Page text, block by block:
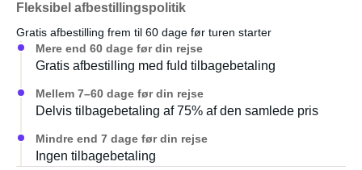
Fleksibel afbestillingspolitik
Gratis afbestilling frem til 60 dage før turen starter
Mere end 60 dage før din rejse
Gratis afbestilling med fuld tilbagebetaling
Mellem 7–60 dage før din rejse
Delvis tilbagebetaling af 75% af den samlede pris
Mindre end 7 dage før din rejse
Ingen tilbagebetaling